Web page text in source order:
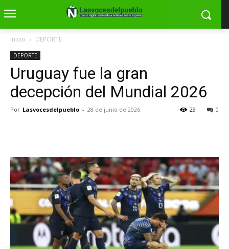
Inicio DEPORTE
DEPORTE
Uruguay fue la gran
decepción del Mundial 2026
Por Lasvocesdelpueblo - 28 de junio de 2026 0
29